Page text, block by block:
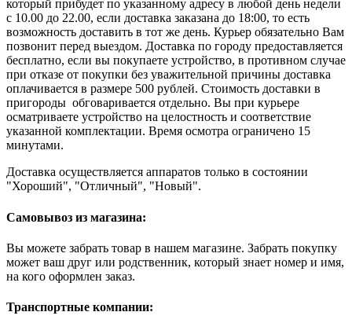
который прибудет по указанному адресу в любой день недели
с 10.00 до 22.00, если доставка заказана до 18:00, то есть
возможность доставить в тот же день. Курьер обязательно Вам
позвонит перед выездом. Доставка по городу предоставляется
бесплатно, если вы покупаете устройство, в противном случае
при отказе от покупки без уважительной причины доставка
оплачивается в размере 500 рублей. Стоимость доставки в
пригороды обговаривается отдельно. Вы при курьере
осматриваете устройство на целостность и соответствие
указанной комплектации. Время осмотра ограничено 15
минутами.
Доставка осуществляется аппаратов только в состоянии
"Хороший", "Отличный", "Новый".
Самовывоз из магазина:
Вы можете забрать товар в нашем магазине. Забрать покупку
может ваш друг или родственник, который знает номер и имя,
на кого оформлен заказ.
Транспортные компании: